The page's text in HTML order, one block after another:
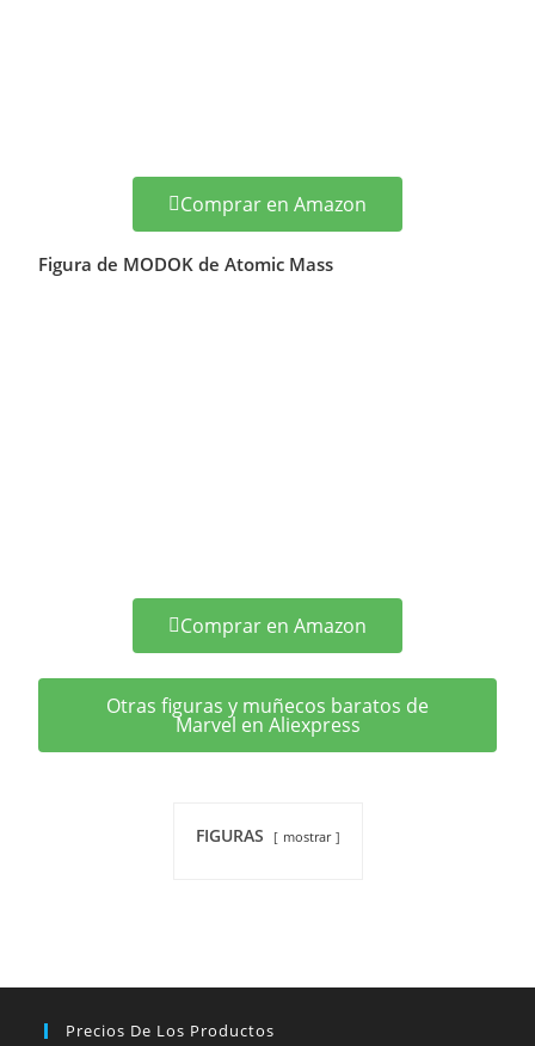
Comprar en Amazon
Figura de MODOK de Atomic Mass
Comprar en Amazon
Otras figuras y muñecos baratos de
Marvel en Aliexpress
FIGURAS mostrar
Precios De Los Productos